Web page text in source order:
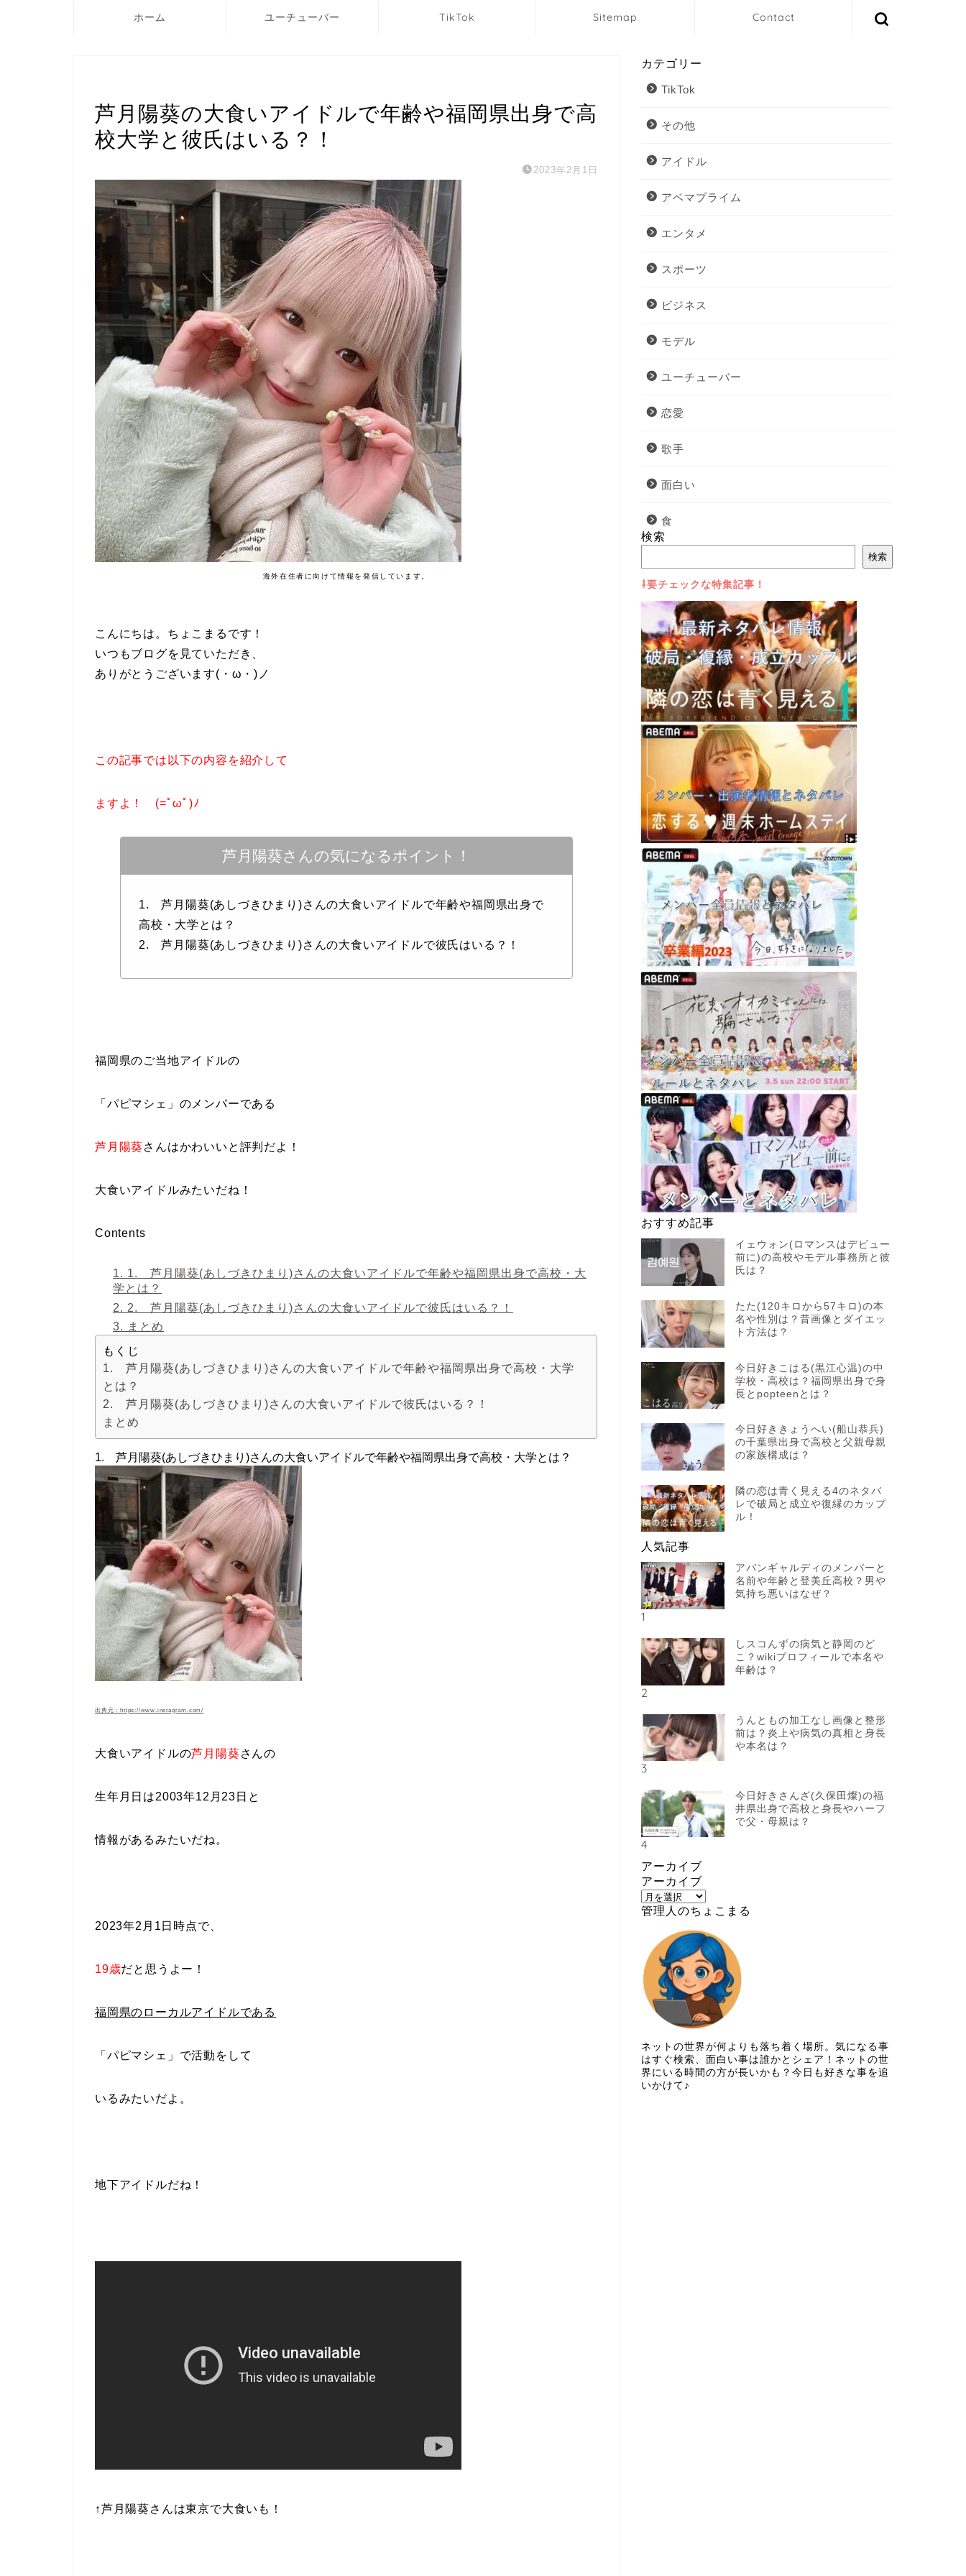
ホーム ユーチューバー TikTok Sitemap Contact
芦月陽葵の大食いアイドルで年齢や福岡県出身で高
校大学と彼氏はいる？！
2023年2月1日
海外在住者に向けて情報を発信しています。
こんにちは。ちょこまるです！
いつもブログを見ていただき、
ありがとうございます(・ω・)ノ
この記事では以下の内容を紹介して
ますよ！ (=ﾟωﾟ)ﾉ
芦月陽葵さんの気になるポイント！
1. 芦月陽葵(あしづきひまり)さんの大食いアイドルで年齢や福岡県出身で
高校・大学とは？
2. 芦月陽葵(あしづきひまり)さんの大食いアイドルで彼氏はいる？！
福岡県のご当地アイドルの
「パピマシェ」のメンバーである
芦月陽葵さんはかわいいと評判 だよ！
大食いアイドルみたいだね！
Contents
1. 1. 芦月陽葵(あしづきひまり)さんの大食いアイドルで年齢や福岡県出身で高校・大
学とは？
2. 2. 芦月陽葵(あしづきひまり)さんの大食いアイドルで彼氏はいる？！
3. まとめ
もくじ
1. 芦月陽葵(あしづきひまり)さんの大食いアイドルで年齢や福岡県出身で高校・大学
とは？
2. 芦月陽葵(あしづきひまり)さんの大食いアイドルで彼氏はいる？！
まとめ
1. 芦月陽葵(あしづきひまり)さんの大食いアイドルで年齢や福岡県出身で高校・大学とは？
出典元：https://www.instagram.com/
大食いアイドルの芦月陽葵さんの
生年月日は2003年12月23日と
情報があるみたいだね。
2023年2月1日時点で、
19歳だと思うよー！
福岡県のローカルアイドルである
「パピマシェ」で活動をして
いるみたいだよ。
地下アイドルだね！
↑芦月陽葵さんは東京で大食いも！
カテゴリー
TikTok
その他
アイドル
アベマプライム
エンタメ
スポーツ
ビジネス
モデル
ユーチューバー
恋愛
歌手
面白い
食
検索
検索
⇩要チェックな特集記事！
おすすめ記事
イェウォン(ロマンスはデビュー
前に)の高校やモデル事務所と彼
氏は？
たた(120キロから57キロ)の本
名や性別は？昔画像とダイエッ
ト方法は？
今日好きこはる(黒江心温)の中
学校・高校は？福岡県出身で身
長とpopteenとは？
今日好ききょうへい(船山恭兵)
の千葉県出身で高校と父親母親
の家族構成は？
隣の恋は青く見える4のネタバ
レで破局と成立や復縁のカップ
ル！
人気記事
1
アバンギャルディのメンバーと
名前や年齢と登美丘高校？男や
気持ち悪いはなぜ？
2
しスコんずの病気と静岡のど
こ？wikiプロフィールで本名や
年齢は？
3
うんともの加工なし画像と整形
前は？炎上や病気の真相と身長
や本名は？
4
今日好きさんざ(久保田燦)の福
井県出身で高校と身長やハーフ
で父・母親は？
アーカイブ
アーカイブ
管理人のちょこまる
ネットの世界が何よりも落ち着く場所。気になる事
はすぐ検索、面白い事は誰かとシェア！ネットの世
界にいる時間の方が長いかも？今日も好きな事を追
いかけて♪